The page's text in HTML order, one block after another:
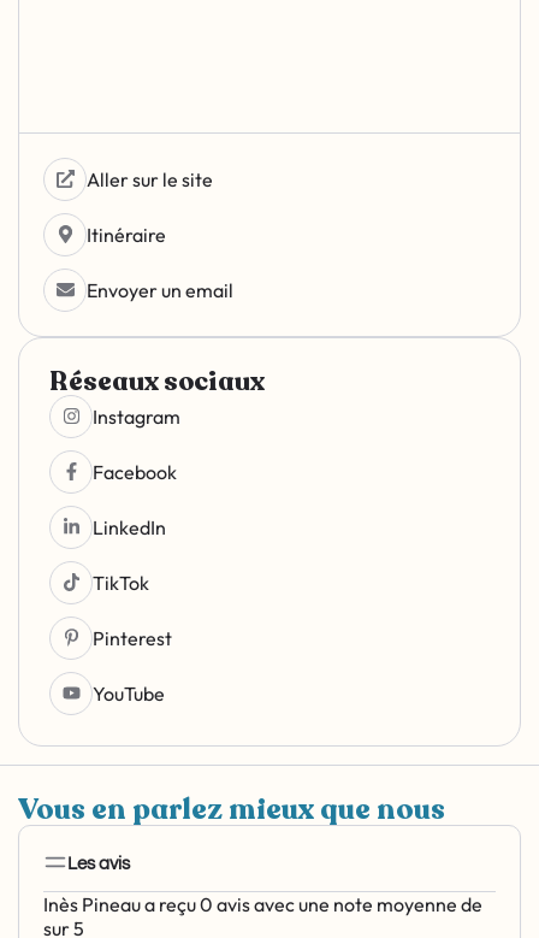
Aller sur le site
Itinéraire
Envoyer un email
Réseaux sociaux
Instagram
Facebook
LinkedIn
TikTok
Pinterest
YouTube
Vous en parlez mieux que nous
Les avis
Inès Pineau a reçu 0 avis avec une note moyenne de
sur 5